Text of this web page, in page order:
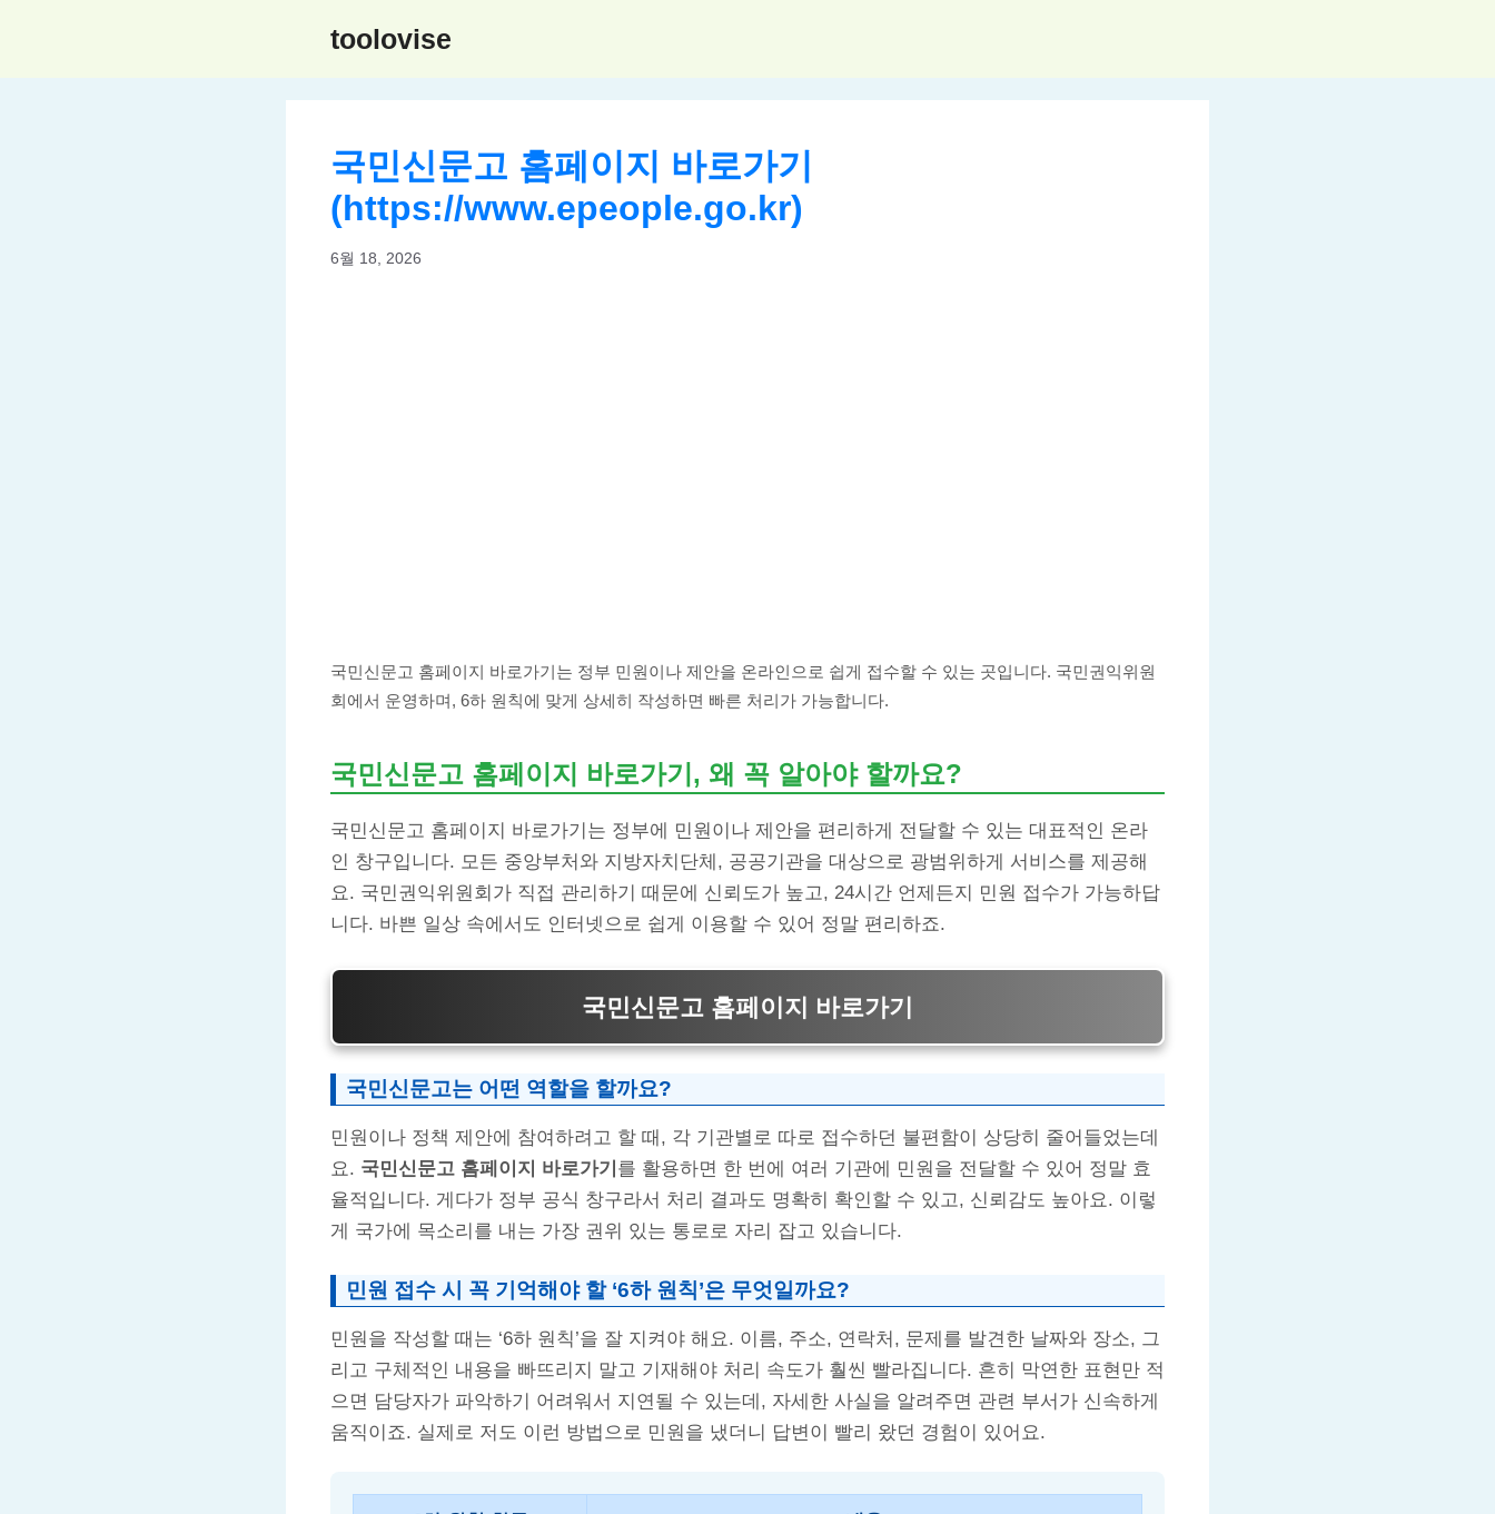
toolovise
국민신문고 홈페이지 바로가기
(https://www.epeople.go.kr)
6월 18, 2026
국민신문고 홈페이지 바로가기는 정부 민원이나 제안을 온라인으로 쉽게 접수할 수 있는 곳입니다. 국민권익위원
회에서 운영하며, 6하 원칙에 맞게 상세히 작성하면 빠른 처리가 가능합니다.
국민신문고 홈페이지 바로가기, 왜 꼭 알아야 할까요?
국민신문고 홈페이지 바로가기는 정부에 민원이나 제안을 편리하게 전달할 수 있는 대표적인 온라
인 창구입니다. 모든 중앙부처와 지방자치단체, 공공기관을 대상으로 광범위하게 서비스를 제공해
요. 국민권익위원회가 직접 관리하기 때문에 신뢰도가 높고, 24시간 언제든지 민원 접수가 가능하답
니다. 바쁜 일상 속에서도 인터넷으로 쉽게 이용할 수 있어 정말 편리하죠.
국민신문고 홈페이지 바로가기
국민신문고는 어떤 역할을 할까요?
민원이나 정책 제안에 참여하려고 할 때, 각 기관별로 따로 접수하던 불편함이 상당히 줄어들었는데
요. 국민신문고 홈페이지 바로가기 를 활용하면 한 번에 여러 기관에 민원을 전달할 수 있어 정말 효
율적입니다. 게다가 정부 공식 창구라서 처리 결과도 명확히 확인할 수 있고, 신뢰감도 높아요. 이렇
게 국가에 목소리를 내는 가장 권위 있는 통로로 자리 잡고 있습니다.
민원 접수 시 꼭 기억해야 할 ‘6하 원칙’은 무엇일까요?
민원을 작성할 때는 ‘6하 원칙’을 잘 지켜야 해요. 이름, 주소, 연락처, 문제를 발견한 날짜와 장소, 그
리고 구체적인 내용을 빠뜨리지 말고 기재해야 처리 속도가 훨씬 빨라집니다. 흔히 막연한 표현만 적
으면 담당자가 파악하기 어려워서 지연될 수 있는데, 자세한 사실을 알려주면 관련 부서가 신속하게
움직이죠. 실제로 저도 이런 방법으로 민원을 냈더니 답변이 빨리 왔던 경험이 있어요.